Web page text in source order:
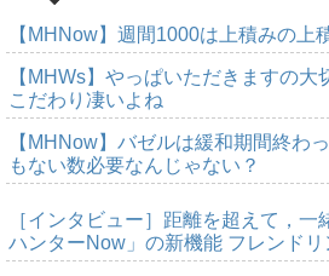
【MHNow】週間1000は上積みの上
【MHWs】やっぱいただきますの
こだわり凄いよね
【MHNow】バゼルは緩和期間終わ
もない数必要なんじゃない？
［インタビュー］距離を超えて，
ハンターNow」の新機能 フレンド